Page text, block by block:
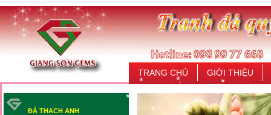
TRANG CHỦ
GIỚI THIỆU
ĐÁ THẠCH ANH
*
*
* *